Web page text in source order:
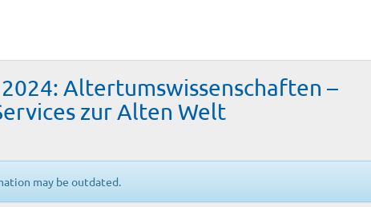
Altertumswissenschaften –
zur Alten Welt
may be outdated.